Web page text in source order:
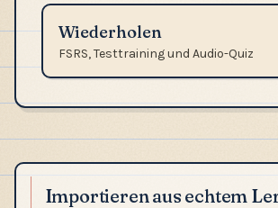
Wiederholen
FSRS, Testtraining und Audio-Quiz
Importieren aus echtem